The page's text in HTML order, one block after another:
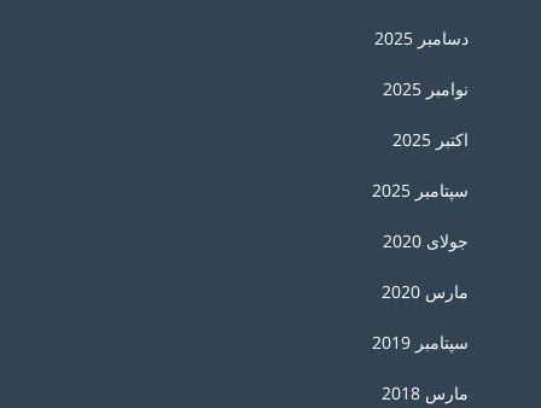
دسامبر 2025
نوامبر 2025
اکتبر 2025
سپتامبر 2025
جولای 2020
مارس 2020
سپتامبر 2019
مارس 2018